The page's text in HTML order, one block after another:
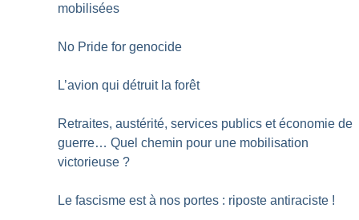
mobilisées
No Pride for genocide
L’avion qui détruit la forêt
Retraites, austérité, services publics et économie de
guerre… Quel chemin pour une mobilisation
victorieuse ?
Le fascisme est à nos portes : riposte antiraciste !